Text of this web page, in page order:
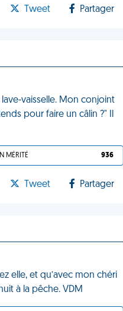
Tweet Partager
vaisselle. Mon conjoint
pour faire un câlin ?" Il
MÉRITÉ 936
Tweet Partager
elle, et qu’avec mon chéri
à la pêche. VDM